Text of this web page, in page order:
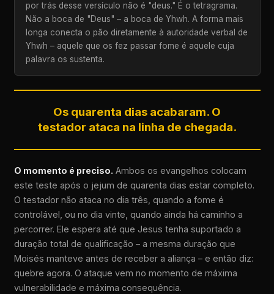
por trás desse versículo não é "deus." É o tetragrama.
Não a boca de "Deus" – a boca de Yhwh. A forma mais
longa conecta o pão diretamente à autoridade verbal de
Yhwh – aquele que os fez passar fome é aquele cuja
palavra os sustenta.
Os quarenta dias acabaram. O
testador ataca na linha de chegada.
O momento é preciso. Ambos os evangelhos colocam
este teste após o jejum de quarenta dias estar completo.
O testador não ataca no dia três, quando a fome é
controlável, ou no dia vinte, quando ainda há caminho a
percorrer. Ele espera até que Jesus tenha suportado a
duração total de qualificação – a mesma duração que
Moisés manteve antes de receber a aliança – e então diz:
quebre agora. O ataque vem no momento de máxima
vulnerabilidade e máxima consequência.